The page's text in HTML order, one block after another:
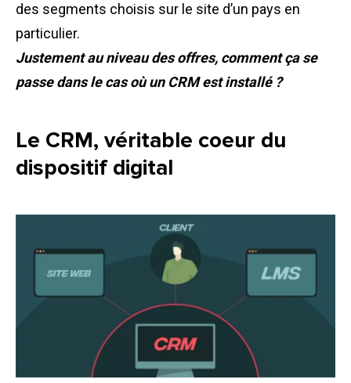
des segments choisis sur le site d’un pays en
particulier.
Justement au niveau des offres, comment ça se
passe dans le cas où un CRM est installé ?
Le CRM, véritable coeur du
dispositif digital